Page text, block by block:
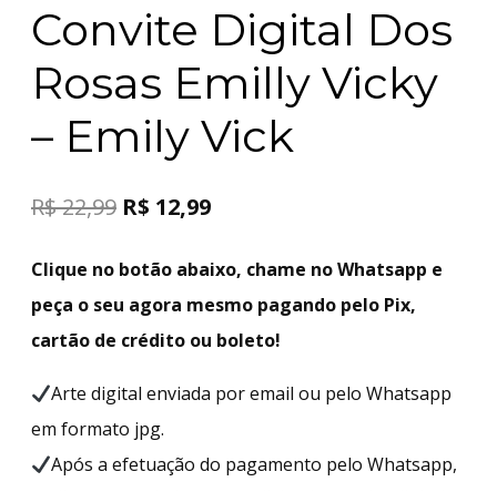
Convite Digital Dos
Rosas Emilly Vicky
– Emily Vick
R$22,99 R$ 12,99
Clique no botão abaixo, chame no Whatsapp e
peça o seu agora mesmo pagando pelo Pix,
cartão de crédito ou boleto!
Arte digital enviada por email ou pelo Whatsapp
em formato jpg.
Após a efetuação do pagamento pelo Whatsapp,